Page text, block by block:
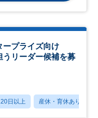
ープライズ向け
リーダー候補を募
日以上 産休・育休あり